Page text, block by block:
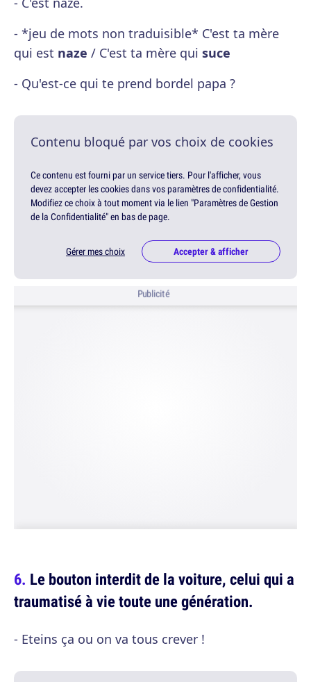
- *jeu de mots non traduisible* C'est ta mère
qui est naze / C'est ta mère qui suce
- Qu'est-ce qui te prend bordel papa ?
Contenu bloqué par vos choix de cookies
Ce contenu est fourni par un service tiers. Pour l'afficher, vous
devez accepter les cookies dans vos paramètres de confidentialité.
Modifiez ce choix à tout moment via le lien "Paramètres de Gestion
de la Confidentialité" en bas de page.
Gérer mes choix Accepter & afficher
Publicité
Le bouton interdit de la voiture, celui qui a
traumatisé à vie toute une génération.
- Eteins ça ou on va tous crever !